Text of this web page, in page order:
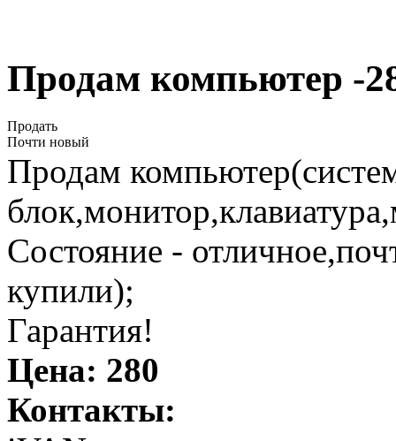
Продам компьютер -
Продать
Почти новый
Продам
Состояние -
купили);
Гарантия!
Цена: 280
Контакты: